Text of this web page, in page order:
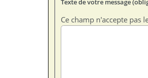
Texte de
Ce champ n'accepte pas